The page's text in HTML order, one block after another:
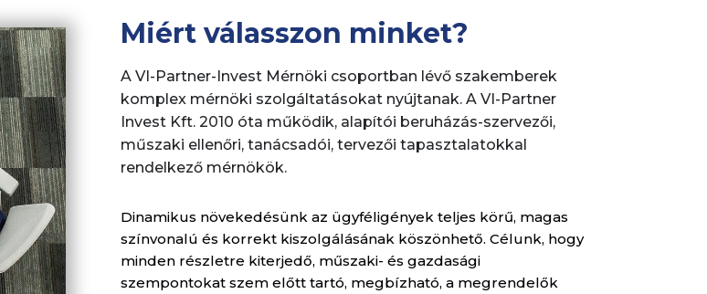
Miért válasszon minket?
A VI-Partner-Invest Mérnöki csoportban lévő szakemberek
komplex mérnöki szolgáltatásokat nyújtanak. A VI-Partner
Invest Kft. 2010 óta működik, alapítói beruházás-szervezői,
műszaki ellenőri, tanácsadói, tervezői tapasztalatokkal
rendelkező mérnökök.
Dinamikus növekedésünk az ügyféligények teljes körű, magas
színvonalú és korrekt kiszolgálásának köszönhető. Célunk, hogy
minden részletre kiterjedő, műszaki- és gazdasági
szempontokat szem előtt tartó, megbízható, a megrendelők